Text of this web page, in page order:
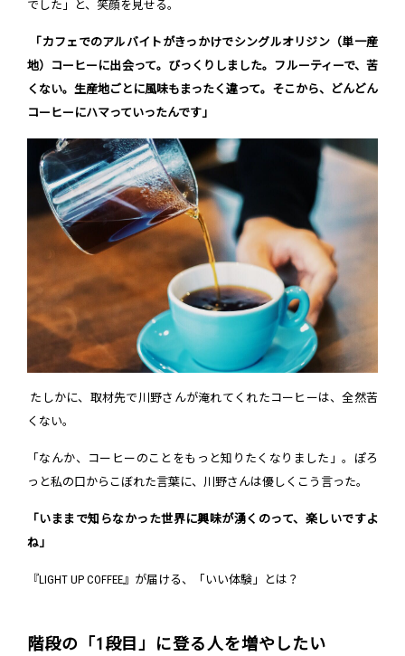
でした」と、笑顔を見せる。
「カフェでのアルバイトがきっかけでシングルオリジン（単一産
地）コーヒーに出会って。びっくりしました。フルーティーで、苦
くない。生産地ごとに風味もまったく違って。そこから、どんどん
コーヒーにハマっていったんです」
たしかに、取材先で川野さんが淹れてくれたコーヒーは、全然苦
くない。
「なんか、コーヒーのことをもっと知りたくなりました」。ぽろ
っと私の口からこぼれた言葉に、川野さんは優しくこう言った。
「いままで知らなかった世界に興味が湧くのって、楽しいですよ
ね」
『LIGHT UP COFFEE』が届ける、「いい体験」とは？
階段の「1段目」に登る人を増やしたい